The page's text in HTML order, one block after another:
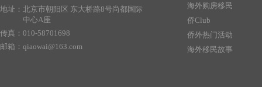
地址： 北京市朝阳区 东大桥路8号尚都国际
中心A座
传真： 010-58701698
邮箱： qiaowai@163.com
海外购房移民
侨Club
侨外热门活动
海外移民故事